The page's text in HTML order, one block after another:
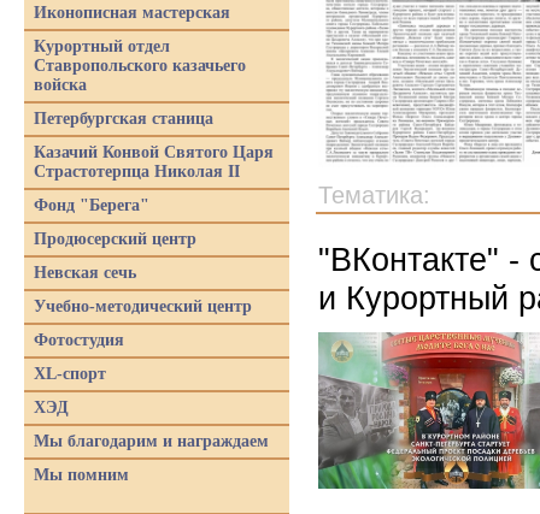
Тематика:
"ВКонтакте" -
и Курортный
Иконописная мастерская
Курортный отдел
Ставропольского казачьего
войска
Петербургская станица
Казачий Конвой Святого Царя
Страстотерпца Николая II
Фонд "Берега"
Продюсерский центр
Невская сечь
Учебно-методический центр
Фотостудия
XL-спорт
ХЭД
Мы благодарим и награждаем
Мы помним